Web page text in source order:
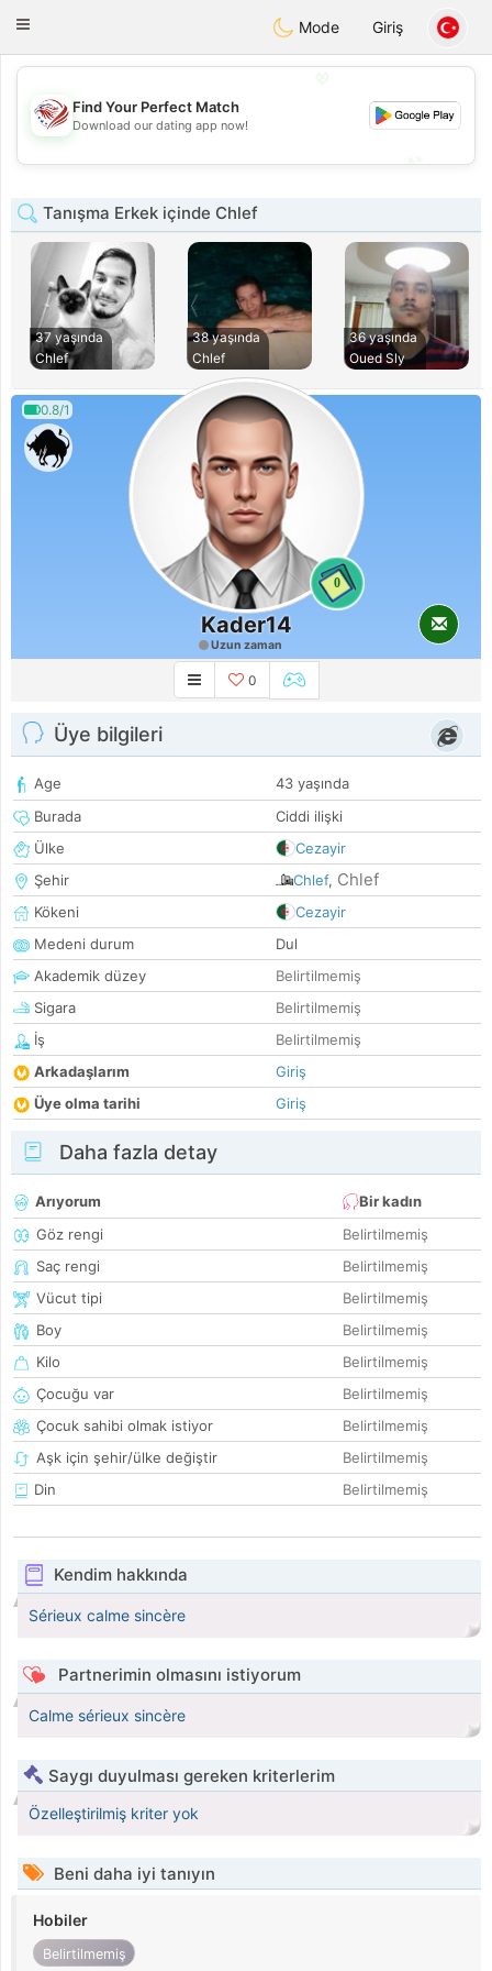
Dating
Toggle
Mode Giriş
💖
💕
Find Your Perfect Match
Download our dating app now!
Tanışma Erkek içinde Chlef
37 yaşında
Chlef
38 yaşında
Chlef
36 yaşında
Oued Sly
0.8/1
0
Kader14
Uzun zaman
0
Üye bilgileri
Age
43 yaşında
Burada
Ciddi ilişki
Ülke
Cezayir
Şehir
Chlef, Chlef
Kökeni
Cezayir
Medeni durum
Dul
Akademik düzey
Belirtilmemiş
Sigara
Belirtilmemiş
İş
Belirtilmemiş
Arkadaşlarım
Giriş
Üye olma tarihi
Giriş
Daha fazla detay
Arıyorum
Bir kadın
Göz rengi
Belirtilmemiş
Saç rengi
Belirtilmemiş
Vücut tipi
Belirtilmemiş
Boy
Belirtilmemiş
Kilo
Belirtilmemiş
Çocuğu var
Belirtilmemiş
Çocuk sahibi olmak istiyor
Belirtilmemiş
Aşk için şehir/ülke değiştir
Belirtilmemiş
Din
Belirtilmemiş
Kendim hakkında
Sérieux calme sincère
Partnerimin olmasını istiyorum
Calme sérieux sincère
Saygı duyulması gereken kriterlerim
Özelleştirilmiş kriter yok
Beni daha iyi tanıyın
Hobiler
Belirtilmemiş